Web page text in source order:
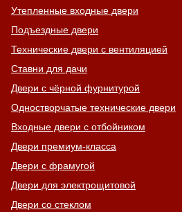
Утепленные входные двери
Подъездные двери
Технические двери с вентиляцией
Ставни для дачи
Двери с чёрной фурнитурой
Одностворчатые технические двери
Входные двери с отбойником
Двери премиум-класса
Двери с фрамугой
Двери для электрощитовой
Двери со стеклом